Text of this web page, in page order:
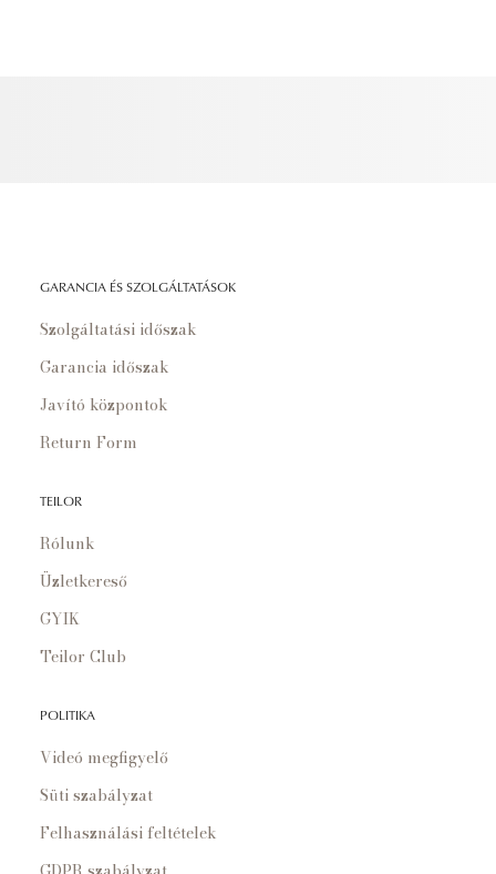
GARANCIA ÉS SZOLGÁLTATÁSOK
Szolgáltatási időszak
Garancia időszak
Javító központok
Return Form
TEILOR
Rólunk
Üzletkereső
GYIK
Teilor Club
POLITIKA
Videó megfigyelő
Süti szabályzat
Felhasználási feltételek